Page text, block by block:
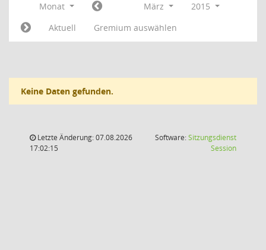
Monat März
2015
Aktuell
Gremium auswählen
Keine Daten gefunden.
Letzte Änderung: 07.08.2026
17:02:15
Software:Sitzungsdienst
Session(Wird in